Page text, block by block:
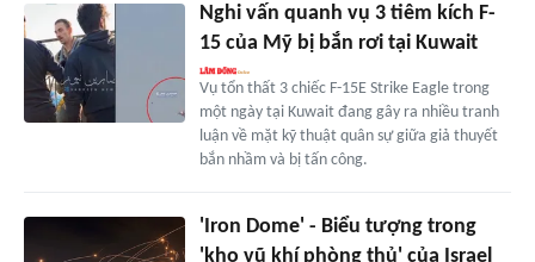
Nghi vấn quanh vụ 3 tiêm kích F-
15 của Mỹ bị bắn rơi tại Kuwait
Vụ tổn thất 3 chiếc F-15E Strike Eagle trong
một ngày tại Kuwait đang gây ra nhiều tranh
luận về mặt kỹ thuật quân sự giữa giả thuyết
bắn nhầm và bị tấn công.
'Iron Dome' - Biểu tượng trong
'kho vũ khí phòng thủ' của Israel